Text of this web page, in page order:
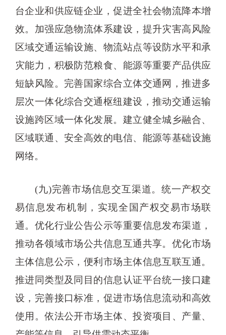
台企业和供应链企业，促进全社会物流降本增
效。加强应急物流体系建设，提升灾害高风险
区域交通运输设施、物流站点等设防水平和承
灾能力，积极防范粮食、能源等重要产品供应
短缺风险。完善国家综合立体交通网，推进多
层次一体化综合交通枢纽建设，推动交通运输
设施跨区域一体化发展。建立健全城乡融合、
区域联通、安全高效的电信、能源等基础设施
网络。
(九)完善市场信息交互渠道。统一产权交
易信息发布机制，实现全国产权交易市场联
通。优化行业公告公示等重要信息发布渠道，
推动各领域市场公共信息互通共享。优化市场
主体信息公示，便利市场主体信息互联互通。
推进同类型及同目的信息认证平台统一接口建
设，完善接口标准，促进市场信息流动和高效
使用。依法公开市场主体、投资项目、产量、